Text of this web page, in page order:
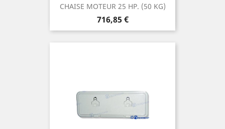
CHAISE MOTEUR 25 HP. (50 KG)
Prix
716,85 €